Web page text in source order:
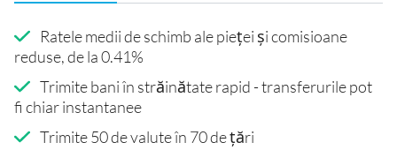
Ratele medii de schimb ale pieței și comisioane
reduse, de la 0.41%
Trimite bani în străinătate rapid - transferurile pot
fi chiar instantanee
Trimite 50 de valute în 70 de țări